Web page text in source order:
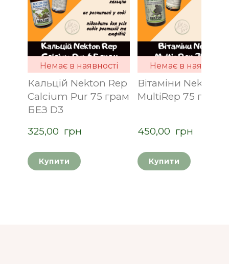
Немає в наявності
Кальцій Nekton Rep
Calcium Pur 75 грам
БЕЗ D3
325,00  грн
Купити
Немає в наявності
Вітаміни Nekton
MultiRep 75 грам
450,00  грн
Купити